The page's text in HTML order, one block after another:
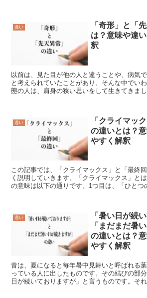
違い
「奇形」と「
は？意味や違
釈
以前は、見た目が他の人と違うことや、病気
と考えられていたことがあり、そんな中でい
態の人は、肩身の狭い思いをして生きてきま
違い
「クライマッ
の違いとは？
やすく解釈
この記事では、「クライマックス」と「最終
く説明していきます。「クライマックス」と
の意味は以下の通りです。1つ目は、「ひとつ
違い
「暑い日が続
「まだまだ暑
の違いとは？
やすく解釈
昔は、夏になると毎年暑中見舞いと呼ばれる
っている人に出したものです。その結びの部
日が続いておりますが」と言うものです。そ